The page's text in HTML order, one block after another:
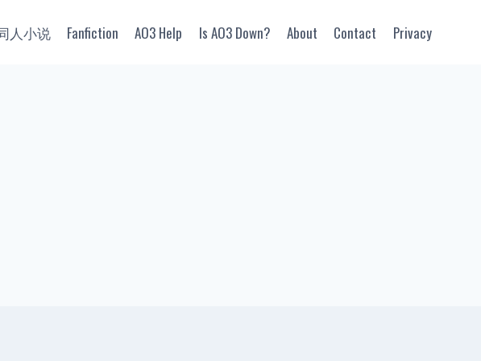
人小说 Fanfiction AO3 Help Is AO3 Down? About Contact Privacy